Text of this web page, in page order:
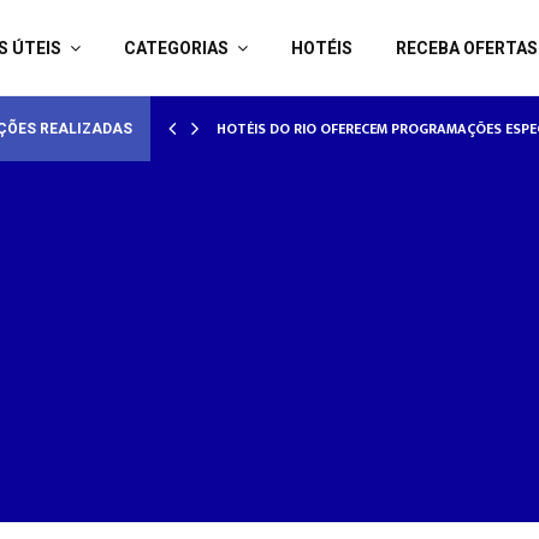
ÚTEIS CATEGORIAS HOTÉIS RECEBA OFERTAS
REALIZADAS HOTÉISRIO REALIZA CICLO DE SEMINÁRIOS